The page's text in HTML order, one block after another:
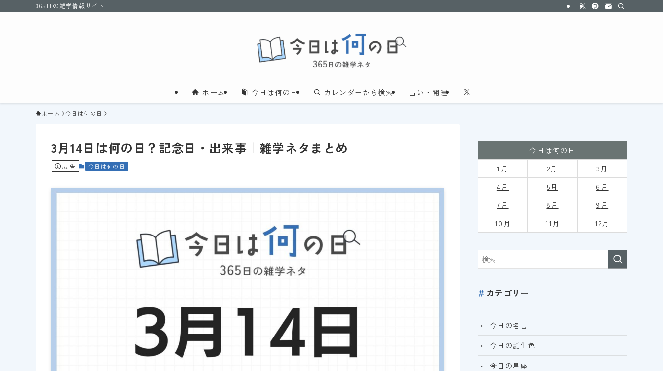
365日の雑学情報サイト
ホーム 今日は何の日 カレンダーから検索 占い・開運
ホーム 今日は何の日
3月14日は何の日？記念日・出来事｜雑学ネタまとめ
広告 今日は何の日
今日は何の日
1月
2月
3月
4月
5月
6月
7月
8月 9 月
10月
11月 12月
＃ カテゴリー
今日の名言
今日の誕生色
今日の星座